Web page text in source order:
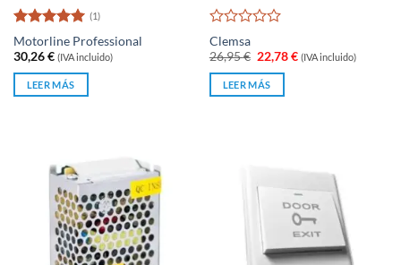
Valorado
con5 de 5
(1)
Motorline Professional
30,26€ (IVA incluido)
LEER MÁS
Valorado
con
0
5
Clemsa
26,95€ El
precio
original
era:
22,78€El
precio
(IVA incluido)
LEER MÁS